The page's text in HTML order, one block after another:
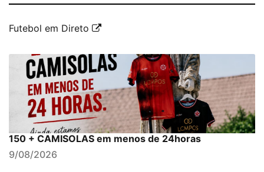
Futebol em Direto
150 + CAMISOLAS em menos de 24horas
9/08/2026